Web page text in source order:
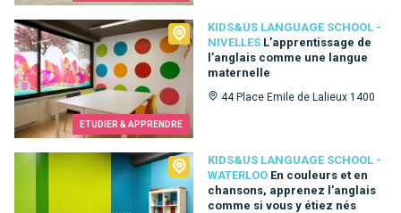
ETUDIER & APPRENDRE
KIDS&US LANGUAGE SCHOOL -
NIVELLES L’apprentissage de
l’anglais comme une langue
maternelle
44 Place Emile de Lalieux 1400
Kids&Us language school - Nivelles
KIDS&US LANGUAGE SCHOOL -
WATERLOO En couleurs et en
chansons, apprenez l’anglais
comme si vous y étiez nés
Kids&Us language school - Waterloo